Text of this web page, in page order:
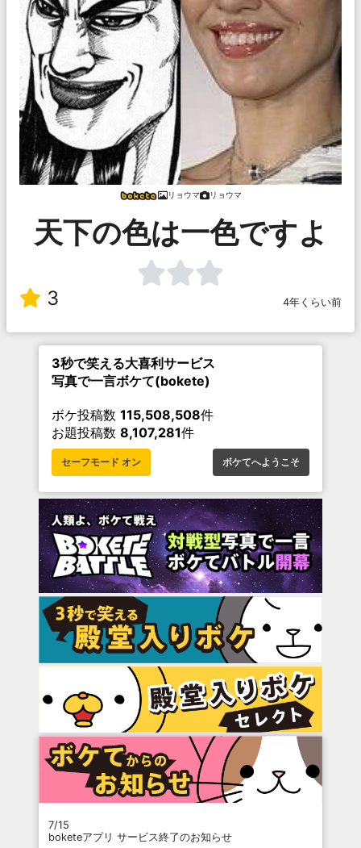
リョウマ リョウマ
天下の色は一色ですよ
3 4年くらい前
3秒で笑える大喜利サービス
写真で一言ボケて(bokete)
ボケ投稿数 115,508,508件
お題投稿数 8,107,281件
セーフモード オン ボケてへようこそ
7/15
boketeアプリ サービス終了のお知らせ